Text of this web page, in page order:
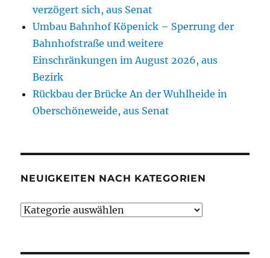
verzögert sich, aus Senat
Umbau Bahnhof Köpenick – Sperrung der
Bahnhofstraße und weitere
Einschränkungen im August 2026, aus
Bezirk
Rückbau der Brücke An der Wuhlheide in
Oberschöneweide, aus Senat
NEUIGKEITEN NACH KATEGORIEN
Neuigkeiten